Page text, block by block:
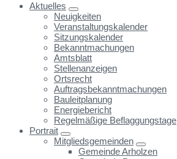
Aktuelles
Neuigkeiten
Veranstaltungskalender
Sitzungskalender
Bekanntmachungen
Amtsblatt
Stellenanzeigen
Ortsrecht
Auftragsbekanntmachungen
Bauleitplanung
Energiebericht
Regelmäßige Beflaggungstage
Portrait
Mitgliedsgemeinden
Gemeinde Arholzen